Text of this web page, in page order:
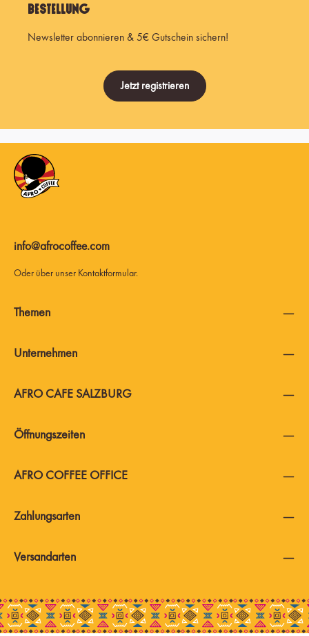
Bestellung
Newsletter abonnieren & 5€ Gutschein sichern!
Jetzt registrieren
info@afrocoffee.com
Oder über unser Kontaktformular.
AFRO COFFEE OFFICE
AFRO CAFE SALZBURG
Zahlungsarten
Themen
Unternehmen
Öffnungszeiten
Versandarten